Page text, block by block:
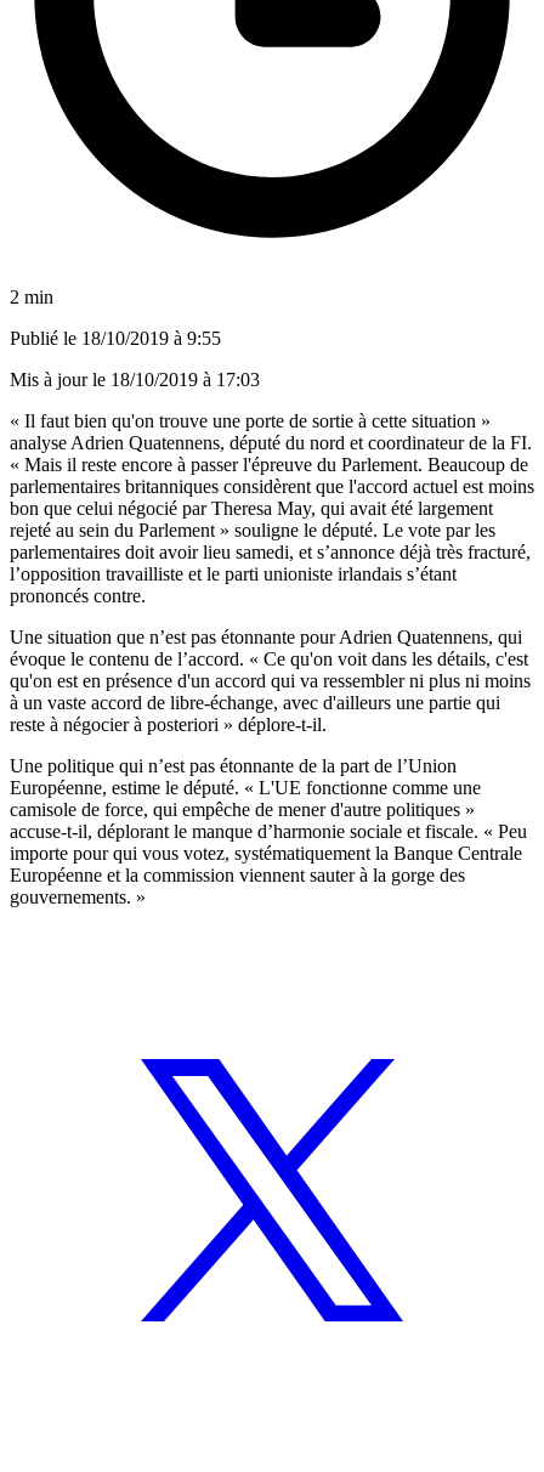
2 min
Publié le 18/10/2019 à 9:55
Mis à jour le 18/10/2019 à 17:03
« Il faut bien qu'on trouve une porte de sortie à cette situation »
analyse Adrien Quatennens, député du nord et coordinateur de la FI.
« Mais il reste encore à passer l'épreuve du Parlement. Beaucoup de
parlementaires britanniques considèrent que l'accord actuel est moins
bon que celui négocié par Theresa May, qui avait été largement
rejeté au sein du Parlement » souligne le député. Le vote par les
parlementaires doit avoir lieu samedi, et s’annonce déjà très fracturé,
l’opposition travailliste et le parti unioniste irlandais s’étant
prononcés contre.
Une situation que n’est pas étonnante pour Adrien Quatennens, qui
évoque le contenu de l’accord. « Ce qu'on voit dans les détails, c'est
qu'on est en présence d'un accord qui va ressembler ni plus ni moins
à un vaste accord de libre-échange, avec d'ailleurs une partie qui
reste à négocier à posteriori » déplore-t-il.
Une politique qui n’est pas étonnante de la part de l’Union
Européenne, estime le député. « L'UE fonctionne comme une
camisole de force, qui empêche de mener d'autre politiques »
accuse-t-il, déplorant le manque d’harmonie sociale et fiscale. « Peu
importe pour qui vous votez, systématiquement la Banque Centrale
Européenne et la commission viennent sauter à la gorge des
gouvernements. »